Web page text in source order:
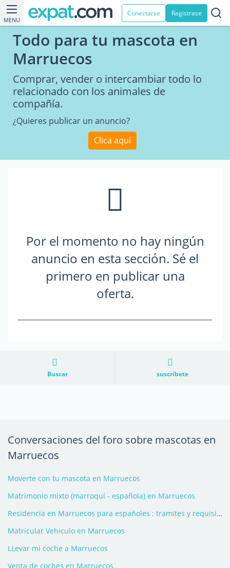
MENU
Conectarse Registrase
Todo para tu mascota en
Marruecos
Comprar, vender o intercambiar todo lo
relacionado con los animales de
compañía.
¿Quieres publicar un anuncio?
Clica aquí
Por el momento no hay ningún
anuncio en esta sección. Sé el
primero en publicar una
oferta.
Buscar suscríbete
Conversaciones del foro sobre mascotas en
Marruecos
Moverte con tu mascota en Marruecos
Matrimonio mixto (marroquí - española) en Marruecos
Residencia en Marruecos para españoles : tramites y requisitos
Matricular Vehiculo en Marruecos
LLevar mi coche a Marruecos
Venta de coches en Marruecos